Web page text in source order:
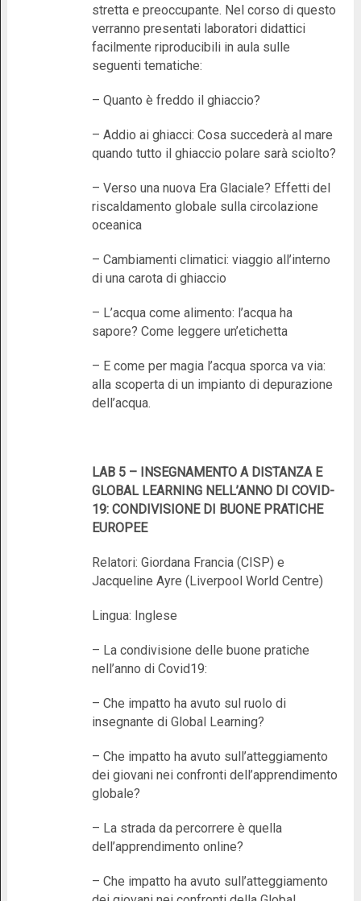
stretta e preoccupante. Nel corso di questo
verranno presentati laboratori didattici
facilmente riproducibili in aula sulle
seguenti tematiche:
– Quanto è freddo il ghiaccio?
– Addio ai ghiacci: Cosa succederà al mare
quando tutto il ghiaccio polare sarà sciolto?
– Verso una nuova Era Glaciale? Effetti del
riscaldamento globale sulla circolazione
oceanica
– Cambiamenti climatici: viaggio all’interno
di una carota di ghiaccio
– L’acqua come alimento: l’acqua ha
sapore? Come leggere un’etichetta
– E come per magia l’acqua sporca va via:
alla scoperta di un impianto di depurazione
dell’acqua.
LAB 5 – INSEGNAMENTO A DISTANZA E
GLOBAL LEARNING NELL’ANNO DI COVID-
19: CONDIVISIONE DI BUONE PRATICHE
EUROPEE
Relatori: Giordana Francia (CISP) e
Jacqueline Ayre (Liverpool World Centre)
Lingua: Inglese
– La condivisione delle buone pratiche
nell’anno di Covid19:
– Che impatto ha avuto sul ruolo di
insegnante di Global Learning?
– Che impatto ha avuto sull’atteggiamento
dei giovani nei confronti dell’apprendimento
globale?
– La strada da percorrere è quella
dell’apprendimento online?
– Che impatto ha avuto sull’atteggiamento